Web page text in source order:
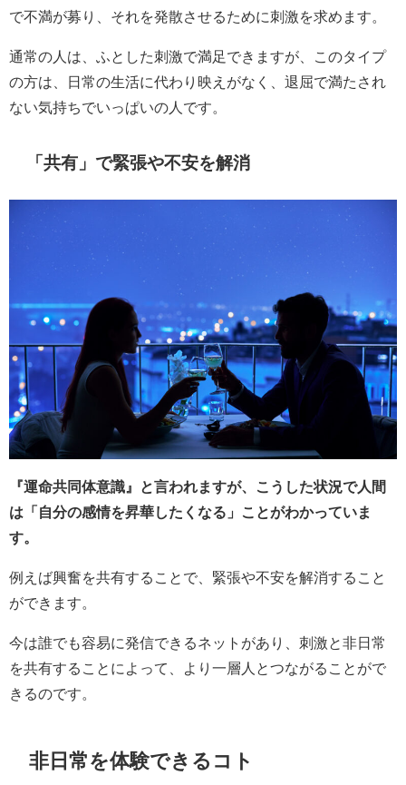
で不満が募り、それを発散させるために刺激を求めます。
通常の人は、ふとした刺激で満足できますが、このタイプ
の方は、日常の生活に代わり映えがなく、退屈で満たされ
ない気持ちでいっぱいの人です。
「共有」で緊張や不安を解消
『運命共同体意識』と言われますが、こうした状況で人間
は「自分の感情を昇華したくなる」ことがわかっていま
す。
例えば興奮を共有することで、緊張や不安を解消すること
ができます。
今は誰でも容易に発信できるネットがあり、刺激と非日常
を共有することによって、より一層人とつながることがで
きるのです。
非日常を体験できるコト